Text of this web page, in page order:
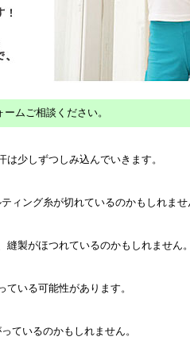
ムご相談ください。
少しずつしみ込んでいきます。
ィング糸が切れているのかもしれませ
製がほつれているのかもしれません
いる可能性があります。
ているのかもしれません。